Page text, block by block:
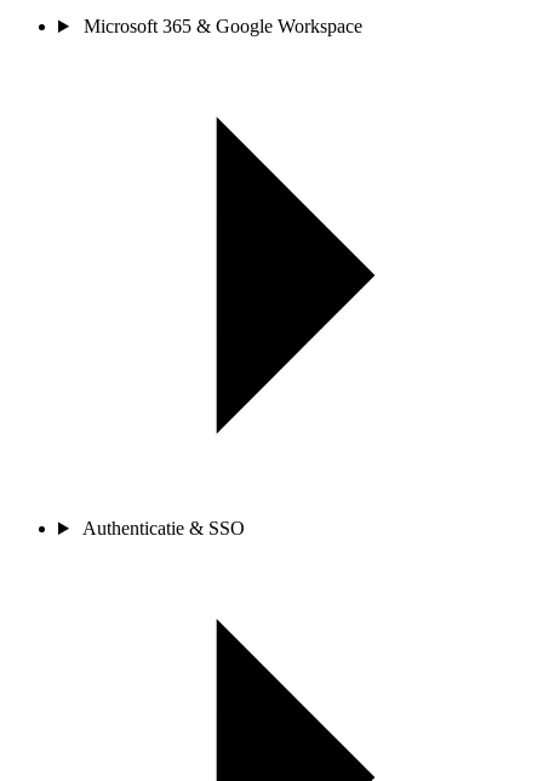
Microsoft 365 & Google Workspace
Authenticatie & SSO